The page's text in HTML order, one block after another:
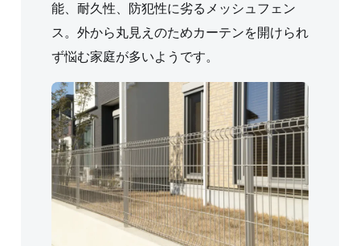
能、耐久性、防犯性に劣るメッシュフェン
ス。外から丸見えのためカーテンを開けられ
ず悩む家庭が多いようです。